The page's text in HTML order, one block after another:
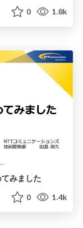
0 1.8k
みました
0 1.4k